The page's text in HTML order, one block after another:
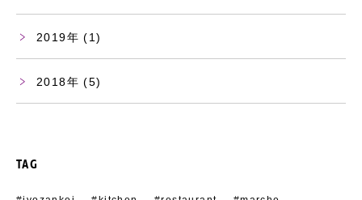
2019 (1)
2018 (5)
TAG